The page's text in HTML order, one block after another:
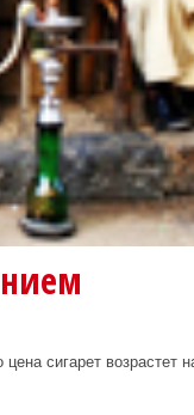
сигарет возрастет